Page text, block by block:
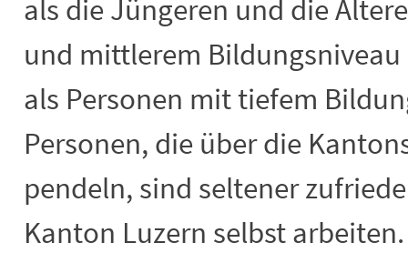
als die Jüngeren und die
und mittlerem
als Personen mit tiefem
Personen, die über die
pendeln, sind seltener
Kanton Luzern selbst arbeiten.